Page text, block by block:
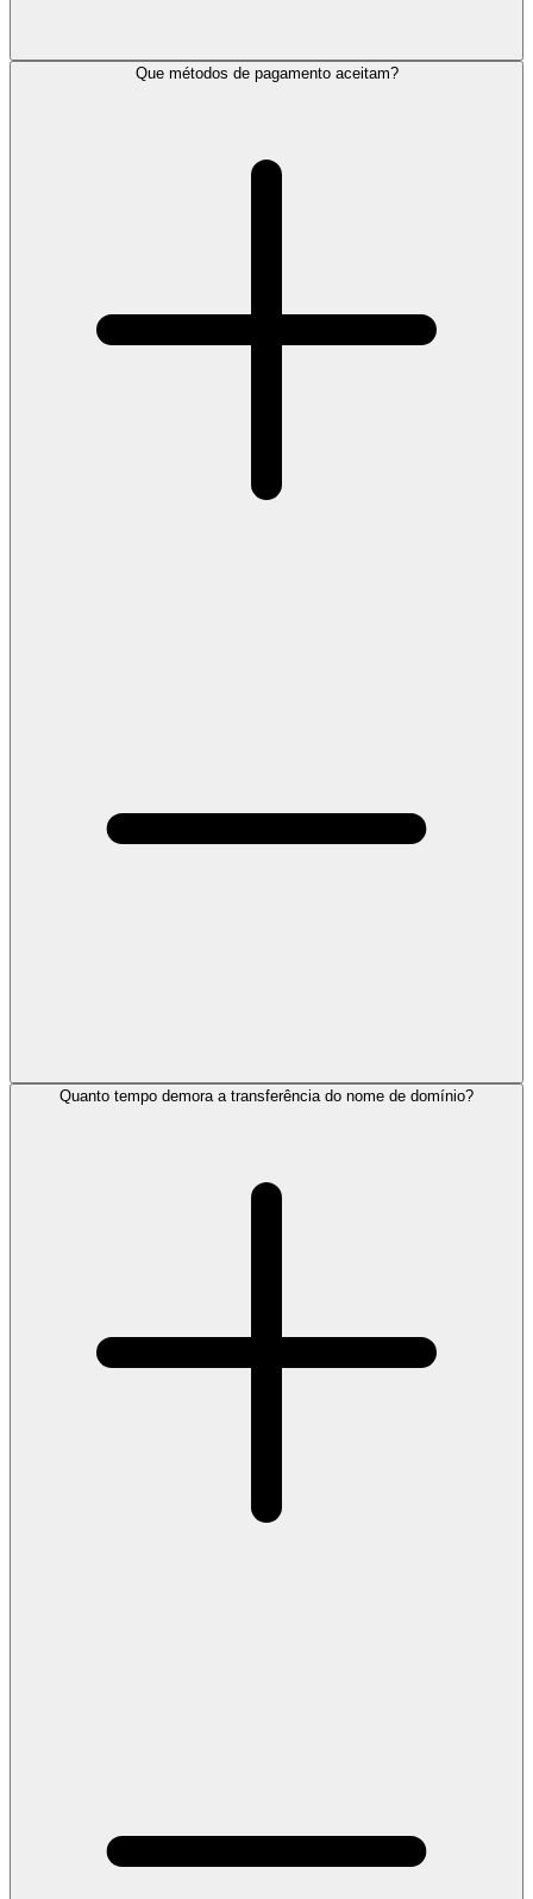
Que métodos de pagamento aceitam?
Quanto tempo demora a transferência do nome de domínio?